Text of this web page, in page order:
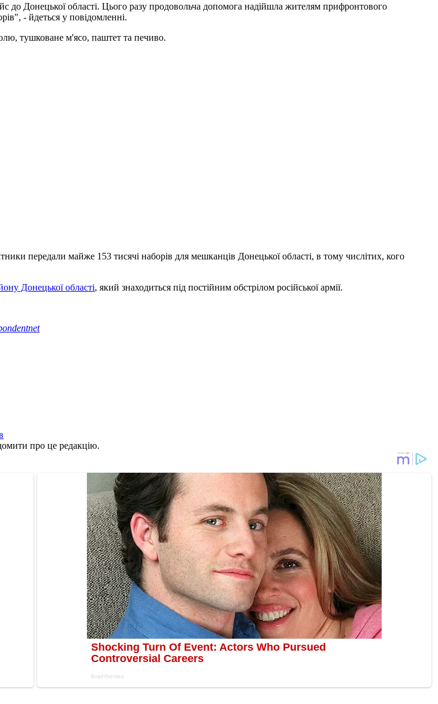
до Донецької області. Цього разу продовольча допомога надійшла жителям прифронтового
- йдеться у повідомленні.
тушковане м'ясо, паштет та печиво.
передали майже 153 тисячі наборів для мешканців Донецької області, в тому числітих, кого
Донецької області, який знаходиться під постійним обстрілом російської армії.
про це редакцію.